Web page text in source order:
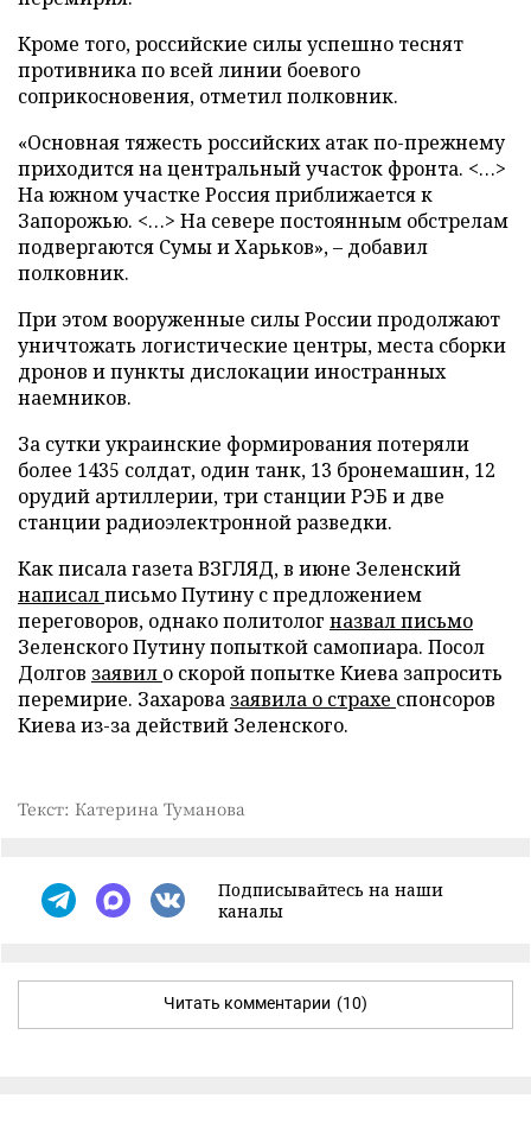
Кроме того, российские силы успешно теснят
противника по всей линии боевого
соприкосновения, отметил полковник.
«Основная тяжесть российских атак по-прежнему
приходится на центральный участок фронта. <…>
На южном участке Россия приближается к
Запорожью. <…> На севере постоянным обстрелам
подвергаются Сумы и Харьков», – добавил
полковник.
При этом вооруженные силы России продолжают
уничтожать логистические центры, места сборки
дронов и пункты дислокации иностранных
наемников.
За сутки украинские формирования потеряли
более 1435 солдат, один танк, 13 бронемашин, 12
орудий артиллерии, три станции РЭБ и две
станции радиоэлектронной разведки.
Как писала газета ВЗГЛЯД, в июне Зеленский
написалписьмо Путину с предложением
переговоров, однако политолог назвал письмо
Зеленского Путину попыткой самопиара. Посол
Долгов заявил о скорой попытке Киева запросить
перемирие. Захарова заявила о страхе спонсоров
Киева из-за действий Зеленского.
Текст: Катерина Туманова
Подписывайтесь на наши
каналы
Читать комментарии (10)